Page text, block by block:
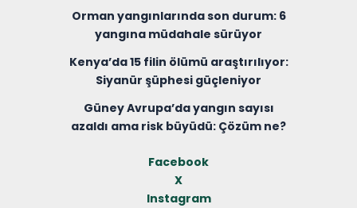
Orman yangınlarında son durum: 6
yangına müdahale sürüyor
Kenya’da 15 filin ölümü araştırılıyor:
Siyanür şüphesi güçleniyor
Güney Avrupa’da yangın sayısı
azaldı ama risk büyüdü: Çözüm ne?
Facebook
X
Instagram